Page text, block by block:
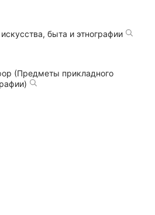
быта и этнографии
(Предметы прикладного